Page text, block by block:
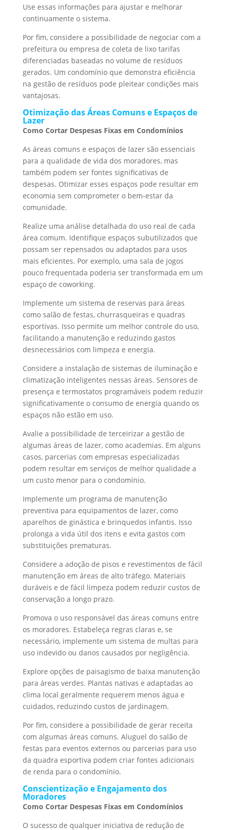
Use essas informações para ajustar e melhorar
continuamente o sistema.
Por fim, considere a possibilidade de negociar com a
prefeitura ou empresa de coleta de lixo tarifas
diferenciadas baseadas no volume de resíduos
gerados. Um condomínio que demonstra eficiência
na gestão de resíduos pode pleitear condições mais
vantajosas.
Otimização das Áreas Comuns e Espaços de
Lazer
Como Cortar Despesas Fixas em Condomínios
As áreas comuns e espaços de lazer são essenciais
para a qualidade de vida dos moradores, mas
também podem ser fontes significativas de
despesas. Otimizar esses espaços pode resultar em
economia sem comprometer o bem-estar da
comunidade.
Realize uma análise detalhada do uso real de cada
área comum. Identifique espaços subutilizados que
possam ser repensados ou adaptados para usos
mais eficientes. Por exemplo, uma sala de jogos
pouco frequentada poderia ser transformada em um
espaço de coworking.
Implemente um sistema de reservas para áreas
como salão de festas, churrasqueiras e quadras
esportivas. Isso permite um melhor controle do uso,
facilitando a manutenção e reduzindo gastos
desnecessários com limpeza e energia.
Considere a instalação de sistemas de iluminação e
climatização inteligentes nessas áreas. Sensores de
presença e termostatos programáveis podem reduzir
significativamente o consumo de energia quando os
espaços não estão em uso.
Avalie a possibilidade de terceirizar a gestão de
algumas áreas de lazer, como academias. Em alguns
casos, parcerias com empresas especializadas
podem resultar em serviços de melhor qualidade a
um custo menor para o condomínio.
Implemente um programa de manutenção
preventiva para equipamentos de lazer, como
aparelhos de ginástica e brinquedos infantis. Isso
prolonga a vida útil dos itens e evita gastos com
substituições prematuras.
Considere a adoção de pisos e revestimentos de fácil
manutenção em áreas de alto tráfego. Materiais
duráveis e de fácil limpeza podem reduzir custos de
conservação a longo prazo.
Promova o uso responsável das áreas comuns entre
os moradores. Estabeleça regras claras e, se
necessário, implemente um sistema de multas para
uso indevido ou danos causados por negligência.
Explore opções de paisagismo de baixa manutenção
para áreas verdes. Plantas nativas e adaptadas ao
clima local geralmente requerem menos água e
cuidados, reduzindo custos de jardinagem.
Por fim, considere a possibilidade de gerar receita
com algumas áreas comuns. Aluguel do salão de
festas para eventos externos ou parcerias para uso
da quadra esportiva podem criar fontes adicionais
de renda para o condomínio.
Conscientização e Engajamento dos
Moradores
Como Cortar Despesas Fixas em Condomínios
O sucesso de qualquer iniciativa de redução de